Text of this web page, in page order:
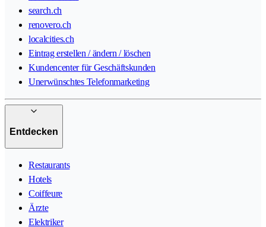
search.ch
renovero.ch
localcities.ch
Eintrag erstellen / ändern / löschen
Kundencenter für Geschäftskunden
Unerwünschtes Telefonmarketing
Entdecken
Restaurants
Hotels
Coiffeure
Ärzte
Elektriker